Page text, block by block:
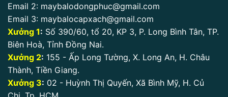
Email 2: maybalodongphuc@gmail.com
Email 3: maybalocapxach@gmail.com
Xưởng 1: Số 390/60, tổ 20, KP 3, P. Long Bình Tân, TP.
Biên Hoà, Tỉnh Đồng Nai.
Xưởng 2: 155 - Ấp Long Tường, X. Long An, H. Châu
Thành, Tiền Giang.
Xưởng 3: 02 - Huỳnh Thị Quyến, Xã Bình Mỹ, H. Củ